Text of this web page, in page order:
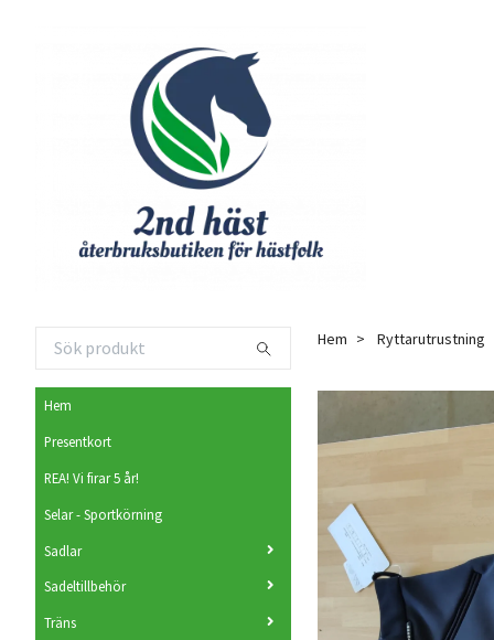
Hem
Presentkort
REA! Vi firar 5 år!
Selar - Sportkörning
Sadlar
Sadeltillbehör
Träns
Hem Ryttarutrustning